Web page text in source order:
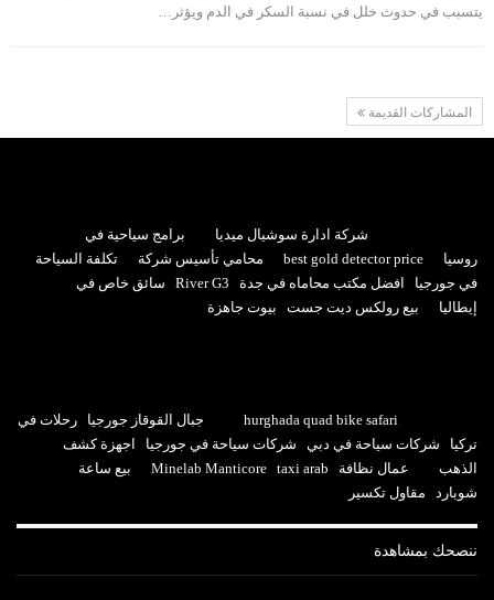
يتسبب في حدوث خلل في نسبة السكر في الدم ويؤثر…
المشاركات القديمة
شركة ادارة سوشيال ميديا
برامج سياحية في
روسيا
best gold detector price محامي تأسيس شركة
تكلفة السياحة
في جورجيا
افضل مكتب محاماه في جدة River G3
سائق خاص في
إيطاليا
بيع رولكس ديت جست بيوت جاهزة
hurghada quad bike safari جبال القوقاز جورجيا
رحلات في
تركيا
شركات سياحة في دبي شركات سياحة في جورجيا
اجهزة كشف
الذهب
عمال نظافة Minelab Manticore taxi arab
بيع ساعة
شوبارد
مقاول تكسير
ننصحك بمشاهدة